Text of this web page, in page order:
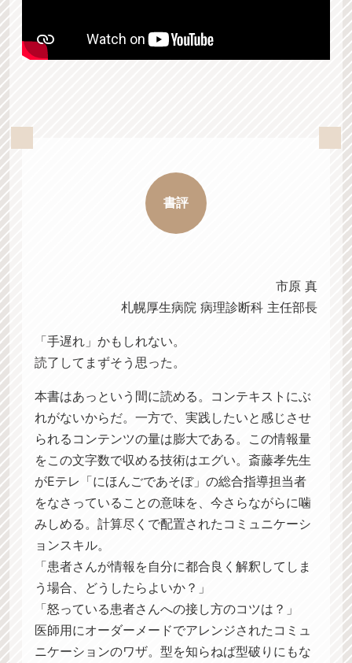
書評
市原 真
札幌厚生病院 病理診断科 主任部長
「手遅れ」かもしれない。
読了してまずそう思った。
本書はあっという間に読める。コンテキストにぶ
れがないからだ。一方で、実践したいと感じさせ
られるコンテンツの量は膨大である。この情報量
をこの文字数で収める技術はエグい。斎藤孝先生
がEテレ「にほんごであそぼ」の総合指導担当者
をなさっていることの意味を、今さらながらに噛
みしめる。計算尽くで配置されたコミュニケーシ
ョンスキル。
「患者さんが情報を自分に都合良く解釈してしま
う場合、どうしたらよいか？」
「怒っている患者さんへの接し方のコツは？」
医師用にオーダーメードでアレンジされたコミュ
ニケーションのワザ。型を知らねば型破りにもな